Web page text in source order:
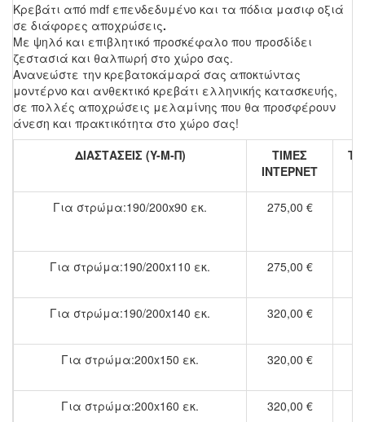
Κρεβάτι από mdf επενδεδυμένο και τα πόδια μασιφ οξιά
σε διάφορες αποχρώσεις.
Με ψηλό και επιβλητικό προσκέφαλο που προσδίδει
ζεστασιά και θαλπωρή στο χώρο σας.
Ανανεώστε την κρεβατοκάμαρά σας αποκτώντας
μοντέρνο και ανθεκτικό κρεβάτι ελληνικής κατασκευής,
σε πολλές αποχρώσεις μελαμίνης που θα προσφέρουν
άνεση και πρακτικότητα στο χώρο σας!
ΔΙΑΣΤΑΣΕΙΣ (Y-M-Π)
ΤΙΜΕΣ
ΙΝΤΕΡΝΕΤ
Για στρώμα:190/200x90 εκ. 275,00 €
Για στρώμα:190/200x110 εκ. 275,00 €
Για στρώμα:190/200x140 εκ. 320,00 €
Για στρώμα:200x150 εκ. 320,00 €
Για στρώμα:200x160 εκ. 320,00 €